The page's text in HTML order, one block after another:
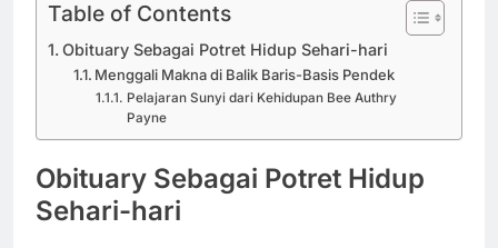
Table of Contents
Obituary Sebagai Potret Hidup Sehari-hari
Menggali Makna di Balik Baris-Basis Pendek
Pelajaran Sunyi dari Kehidupan Bee Authry
Payne
Obituary Sebagai Potret Hidup
Sehari-hari